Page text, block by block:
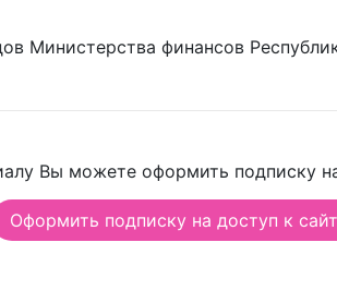
Министерства финансов
Вы можете оформить подписку
Оформить подписку на доступ к